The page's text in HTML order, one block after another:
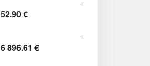
52.90 €
6 896.61 €